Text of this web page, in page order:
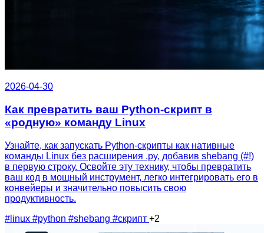
2026-04-30
Как превратить ваш Python-скрипт в
«родную» команду Linux
Узнайте, как запускать Python-скрипты как нативные
команды Linux без расширения .py, добавив shebang (#!)
в первую строку. Освойте эту технику, чтобы превратить
ваш код в мощный инструмент, легко интегрировать его в
конвейеры и значительно повысить свою
продуктивность.
#linux #python #shebang #скрипт +2